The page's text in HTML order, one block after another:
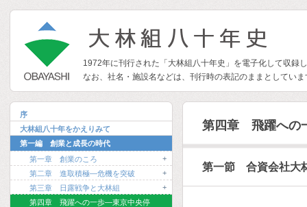
1972年に刊行された「大林組八十年史」を電子化して収録
なお、社名・施設名などは、刊行時の表記のままとしてい
序
大林組八十年をかえりみて
第一編 創業と成長の時代
第一章 創業のころ
+
第二章 進取積極―危機を突破
+
第三章 日露戦争と大林組
+
第四章 飛躍への一歩―東京中央停
第四章 飛躍への
第一節 合資会社大